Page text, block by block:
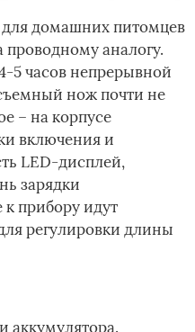
домашних питомцев
проводному аналогу.
5 часов непрерывной
нож почти не
– на корпусе
включения и
LED-дисплей,
зарядки
к прибору идут
регулировки длины
аккумулятора.